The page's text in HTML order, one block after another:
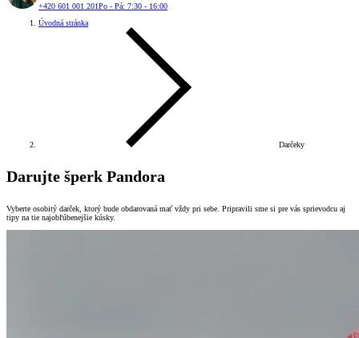
+420 601 001 201Po - Pá: 7:30 - 16:00
Úvodná stránka
Darčeky
Darujte šperk Pandora
Vyberte osobitý darček, ktorý bude obdarovaná mať vždy pri sebe. Pripravili sme si pre vás sprievodcu aj
tipy na tie najobľúbenejšie kúsky.